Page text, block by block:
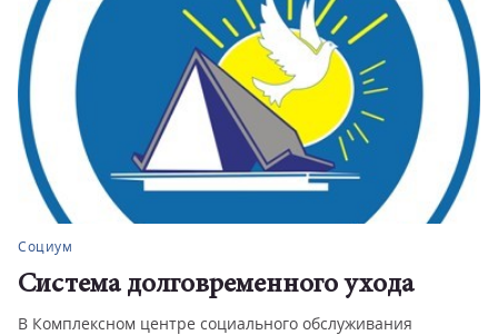
Социум
Система долговременного ухода
В Комплексном центре социального обслуживания